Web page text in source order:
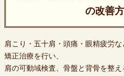
の改善
肩こり・五十肩・頭痛・眼精疲労
矯正治療を行い、
肩の可動域検査、骨盤と背骨を整え